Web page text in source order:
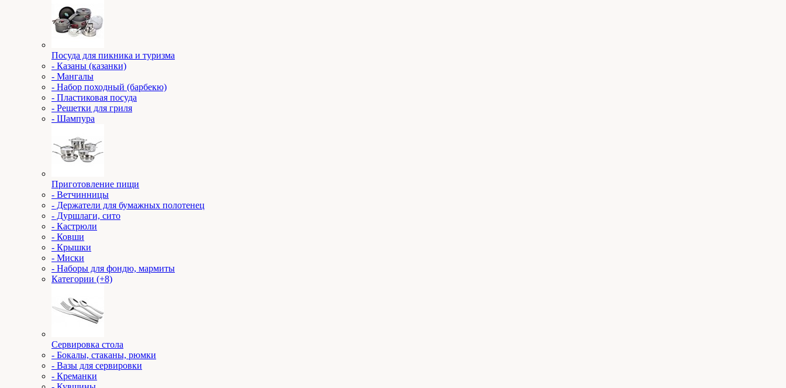
Посуда для пикника и туризма
- Казаны (казанки)
- Мангалы
- Набор походный (барбекю)
- Пластиковая посуда
- Решетки для гриля
- Шампура
Приготовление пищи
- Ветчинницы
- Держатели для бумажных полотенец
- Дуршлаги, сито
- Кастрюли
- Ковши
- Крышки
- Миски
- Наборы для фондю, мармиты
Категории (+8)
Сервировка стола
- Бокалы, стаканы, рюмки
- Вазы для сервировки
- Креманки